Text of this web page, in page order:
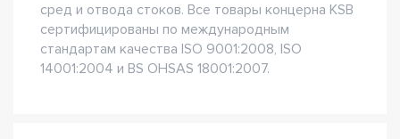
сред и отвода стоков. Все товары концерна KSB
сертифицированы по международным
стандартам качества ISO 9001:2008, ISO
14001:2004 и BS OHSAS 18001:2007.